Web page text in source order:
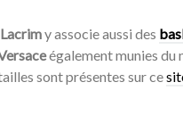
Lacrimy associe aussi des
également munies du
sont présentes sur ce